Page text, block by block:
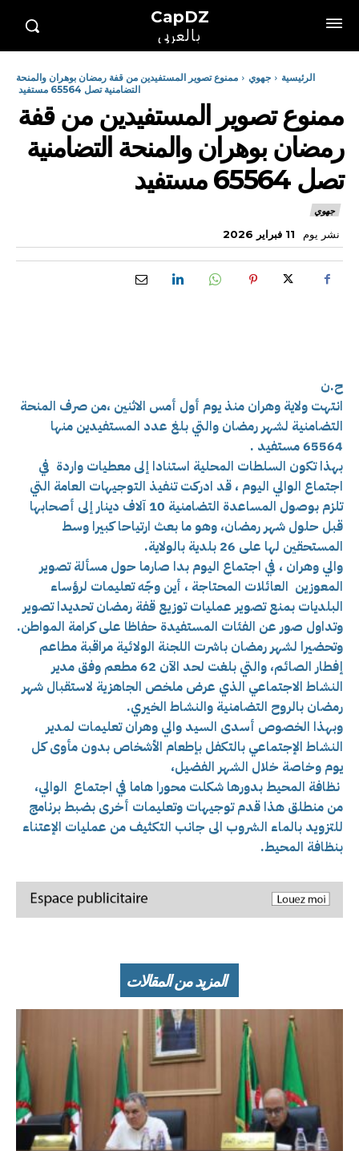
CapDZ
بالعربي
الرئيسية جهوي
ممنوع تصوير المستفيدين من قفة رمضان بوهران والمنحة
التضامنية تصل 65564 مستفيد
ممنوع تصوير المستفيدين من قفة
رمضان بوهران والمنحة التضامنية
تصل 65564 مستفيد
جهوي
نشر يوم 11 فبراير 2026
ح.ن
انتهت ولاية وهران منذ يوم أول أمس الاثنين ،من صرف المنحة
التضامنية لشهر رمضان والتي بلغ عدد المستفيدين منها
65564 مستفيد .
بهذا تكون السلطات المحلية استنادا إلى معطيات واردة في
اجتماع الوالي اليوم ، قد ادركت تنفيذ التوجيهات العامة التي
تلزم بوصول المساعدة التضامنية 10 آلاف دينار إلى أصحابها
قبل حلول شهر رمضان، وهو ما بعث ارتياحا كبيرا وسط
المستحقين لها على 26 بلدية بالولاية.
والي وهران ، في اجتماع اليوم بدا صارما حول مسألة تصوير
المعوزين العائلات المحتاجة ، أين وجّه تعليمات لرؤساء
البلديات بمنع تصوير عمليات توزيع قفة رمضان تحديدا تصوير
وتداول صور عن الفئات المستفيدة حفاظا على كرامة المواطن.
وتحضيرا لشهر رمضان باشرت اللجنة الولائية مراقبة مطاعم
إفطار الصائم، والتي بلغت لحد الآن 62 مطعم وفق
مدير
النشاط الاجتماعي الذي عرض ملخص الجاهزية لاستقبال شهر
رمضان بالروح التضامنية والنشاط الخيري.
وبهذا الخصوص أسدى السيد والي وهران تعليمات لمدير
النشاط الإجتماعي بالتكفل بإطعام الأشخاص بدون مأوى كل
يوم وخاصة خلال الشهر الفضيل،
نظافة المحيط بدورها شكلت محورا هاما في اجتماع الوالي،
من منطلق هذا قدم توجيهات وتعليمات أخرى بضبط برنامج
للتزويد بالماء الشروب الى جانب التكثيف من عمليات الإعتناء
بنظافة المحيط.
المزيد من المقالات